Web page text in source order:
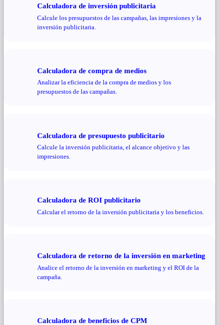
Calculadora de inversión publicitaria
Calcule los presupuestos de las campañas, las impresiones y la
inversión publicitaria.
Calculadora de compra de medios
Analizar la eficiencia de la compra de medios y los
presupuestos de las campañas.
Calculadora de presupuesto publicitario
Calcule la inversión publicitaria, el alcance objetivo y las
impresiones.
Calculadora de ROI publicitario
Calcular el retorno de la inversión publicitaria y los beneficios.
Calculadora de retorno de la inversión en marketing
Analice el retorno de la inversión en marketing y el ROI de la
campaña.
Calculadora de beneficios de CPM